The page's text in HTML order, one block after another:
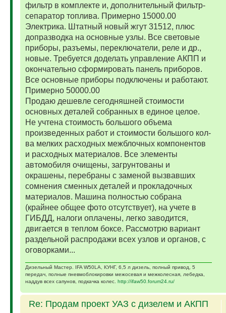
фильтр в комплекте и, дополнительный фильтр-
сепаратор топлива. Примерно 15000.00
Электрика. Штатный новый жгут 31512, плюс
допразводка на основные узлы. Все световые
приборы, разъемы, переключатели, реле и др.,
новые. Требуется доделать управление АКПП и
окончательно сформировать панель приборов.
Все основные приборы подключены и работают.
Примерно 50000.00
Продаю дешевле сегодняшней стоимости
основных деталей собранных в единое целое.
Не учтена стоимость большого объема
произведенных работ и стоимости большого кол-
ва мелких расходных межблочных компонентов
и расходных материалов. Все элементы
автомобиля очищены, загрунтованы и
окрашены, перебраны с заменой вызвавших
сомнения сменных деталей и прокладочных
материалов. Машина полностью собрана
(крайнее общее фото отсутствует), на учете в
ГИБДД, налоги оплачены, легко заводится,
двигается в теплом боксе. Рассмотрю вариант
раздельной распродажи всех узлов и органов, с
оговорками...
Дизельный Мастер. IFA W50LA, КУНГ, 6,5 л дизель, полный привод, 5
передач, полные пневмоблокировки межосевая и межколесная, лебедка,
наддув всех сапунов, подкачка колес. http://ifaw50.forum24.ru/
Re: Продам проект УАЗ с дизелем и АКПП